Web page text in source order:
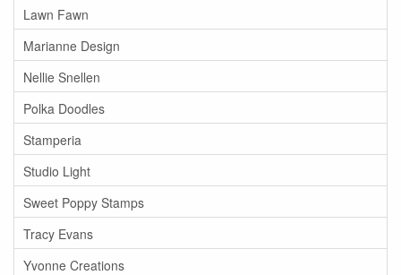
Lawn Fawn
Marianne Design
Nellie Snellen
Polka Doodles
Stamperia
Studio Light
Sweet Poppy Stamps
Tracy Evans
Yvonne Creations